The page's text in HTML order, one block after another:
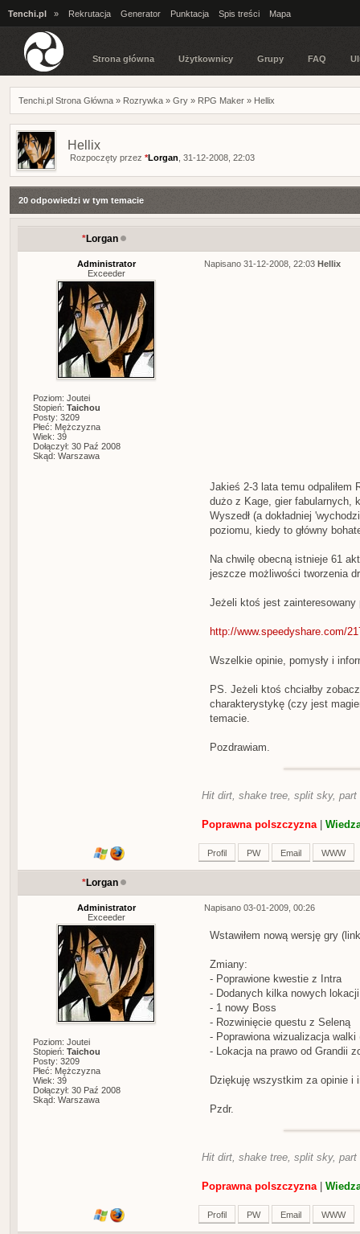
Tenchi.pl » Rekrutacja Generator Punktacja Spis treści Mapa
Strona główna Użytkownicy Grupy FAQ
Tenchi.pl Strona Główna » Rozrywka » Gry » RPG Maker » Hellix
Hellix
Rozpoczęty przez *Lorgan , 31-12-2008, 22:03
20 odpowiedzi w tym temacie
*Lorgan
Administrator
Exceeder
Poziom: Joutei
Stopień: Taichou
Posty: 3209
Płeć: Mężczyzna
Wiek: 39
Dołączył: 30 Paź 2008
Skąd: Warszawa
Napisano 31-12-2008, 22:03 Hellix
Jakieś 2-3 lata temu odpaliłem
dużo z Kage, gier fabularnych,
Wyszedł (a dokładniej
poziomu, kiedy to główny
Na chwilę obecną istnieje 61
jeszcze możliwości tworzenia
Jeżeli ktoś jest zainteresowany
http://www.speedyshare.com/
Wszelkie opinie, pomysły i
PS. Jeżeli ktoś chciałby
charakterystykę (czy jest
temacie.
Pozdrawiam.
Hit dirt, shake tree, split sky, part
Poprawna polszczyzna|
Profil PW Email WWW
*Lorgan
Administrator
Exceeder
Poziom: Joutei
Stopień: Taichou
Posty: 3209
Płeć: Mężczyzna
Wiek: 39
Dołączył: 30 Paź 2008
Skąd: Warszawa
Napisano 03-01-2009, 00:26
Wstawiłem nową wersję gry
Zmiany:
- Poprawione kwestie z Intra
- Dodanych kilka nowych lokacji
- 1 nowy Boss
- Rozwinięcie questu z Seleną
- Poprawiona wizualizacja
- Lokacja na prawo od Grandii
Dziękuję wszystkim za opinie i
Pzdr.
Hit dirt, shake tree, split sky, part
Poprawna polszczyzna|
Profil PW Email WWW